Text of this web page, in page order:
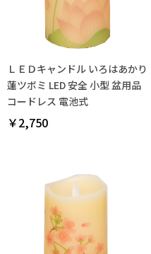
ＬＥＤキャンドル いろはあかり
蓮ツボミ LED 安全 小型 盆用品
コードレス 電池式
￥2,750